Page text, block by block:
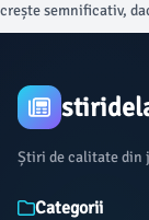
crește semnificativ,
Știri de calitate din
Categorii